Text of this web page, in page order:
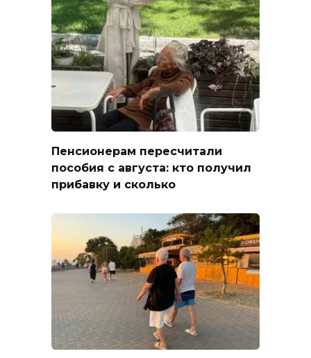
Пенсионерам пересчитали
пособия с августа: кто получил
прибавку и сколько